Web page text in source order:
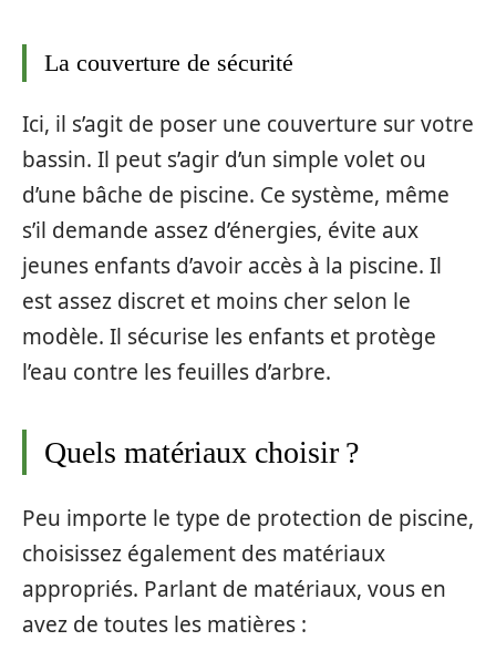
La couverture de sécurité
Ici, il s’agit de poser une couverture sur votre
bassin. Il peut s’agir d’un simple volet ou
d’une bâche de piscine. Ce système, même
s’il demande assez d’énergies, évite aux
jeunes enfants d’avoir accès à la piscine. Il
est assez discret et moins cher selon le
modèle. Il sécurise les enfants et protège
l’eau contre les feuilles d’arbre.
Quels matériaux choisir ?
Peu importe le type de protection de piscine,
choisissez également des matériaux
appropriés. Parlant de matériaux, vous en
avez de toutes les matières :